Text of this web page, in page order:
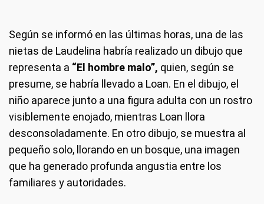
Según se informó en las últimas horas, una de las
nietas de Laudelina habría realizado un dibujo que
representa a “El hombre malo”, quien, según se
presume, se habría llevado a Loan. En el dibujo, el
niño aparece junto a una figura adulta con un rostro
visiblemente enojado, mientras Loan llora
desconsoladamente. En otro dibujo, se muestra al
pequeño solo, llorando en un bosque, una imagen
que ha generado profunda angustia entre los
familiares y autoridades.